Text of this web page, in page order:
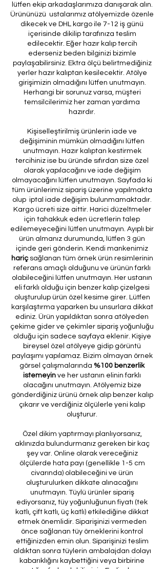
lütfen ekip arkadaşlarımıza danışarak alın.
Ürününüzü ustalarımız atölyemizde özenle
dikecek ve DHL kargo ile 7-12 iş günü
içerisinde dikilip tarafınıza teslim
edilecektir. Eğer hazır kalıp tercih
ederseniz beden bilginizi bizimle
paylaşabilirsiniz. Ektra ölçü belirtmediğiniz
yerler hazır kalıptan kesilecektir. Atölye
girişimizin olmadığını lütfen unutmayın.
Herhangi bir sorunuz varsa, müşteri
temsilcilerimiz her zaman yardıma
hazırdır.
Kişiselleştirilmiş ürünlerin iade ve
değişiminin mümkün olmadığını lütfen
unutmayın. Hazır kalıptan kestirmek
tercihiniz ise bu üründe sıfırdan size özel
olarak yapılacağını ve iade değişim
olmayacağını lütfen unutmayın. Sayfada ki
tüm ürünlerimiz sipariş üzerine yapılmakta
olup iptal iade değişim bulunmamaktadır.
Kargo ücreti size aittir. Harici düzeltmeler
için tahakkuk eden ücretlerin talep
edilemeyeceğini lütfen unutmayın. Ayıplı bir
ürün almanız durumunda, lütfen 3 gün
içinde geri gönderin. Kendi mankenimiz
hariçsağlanan tüm örnek ürün resimlerinin
referans amaçlı olduğunu ve ürünün farklı
olabileceğini lütfen unutmayın. Her ustanın
eli farklı olduğu için benzer kalıp çizelgesi
oluşturulup ürün özel kesime girer. Lütfen
karşılaştırma yaparken bu unsurlara dikkat
ediniz. Ürün yapıldıktan sonra atölyeden
çekime gider ve çekimler sipariş yoğunluğu
olduğu için sadece sayfaya eklenir. Kişiye
bireysel özel atölyeye gidip görüntü
paylaşımı yapılamaz. Bizim olmayan örnek
görsel çalışmalarında %100 benzerlik
istemeyin ve her ustanın elinin farklı
olacağını unutmayın. Atölyemiz bize
gönderdiğiniz ürünü örnek alıp benzer kalıp
çıkarır ve verdiğiniz ölçülerle yeni kalıp
oluşturur.
Özel dikim yaptırmayı planlıyorsanız,
aklınızda bulundurmanız gereken bir kaç
şey var. Online olarak vereceğiniz
ölçülerde hata payı (genellikle 1-5 cm
civarında) olabileceğini ve ürün
oluşturulurken dikkate alınacağını
unutmayın. Tüylü ürünler sipariş
ediyorsanız, tüy yoğunluğunun fiyatı (tek
katlı, çift katlı, üç katlı) etkilediğine dikkat
etmek önemlidir. Siparişinizi vermeden
önce sağlanan tüy örneklerini kontrol
ettiğinizden emin olun. Siparişinizi teslim
aldıktan sonra tüylerin ambalajdan dolayı
kabarıklığını kaybettiğini veya birbirine